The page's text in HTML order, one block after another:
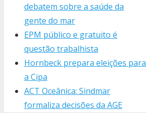
debatem sobre a saúde da
gente do mar
EPM público e gratuito é
questão trabalhista
Hornbeck prepara eleições para
a Cipa
ACT Oceânica: Sindmar
formaliza decisões da AGE